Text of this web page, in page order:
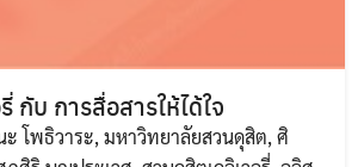
กับ การสื่อสารให้ได้ใจ
โพธิวาระ, มหาวิทยาลัยสวนดุสิต, ศิ